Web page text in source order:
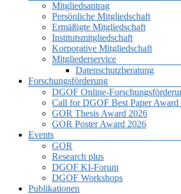
Mitgliedsantrag
Persönliche Mitgliedschaft
Ermäßigte Mitgliedschaft
Institutsmitgliedschaft
Korporative Mitgliedschaft
Mitgliederservice
Datenschutzberatung
Forschungsförderung
DGOF Online-
Call for DGOF Best Paper Award
GOR Thesis Award 2026
GOR Poster Award 2026
Events
GOR
Research plus
DGOF KI-Forum
DGOF Workshops
Publikationen